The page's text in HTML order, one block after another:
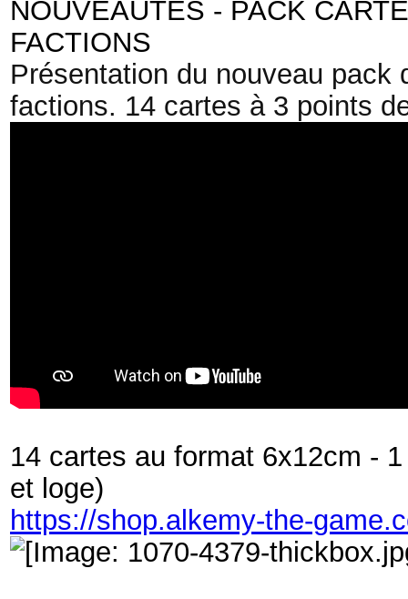
NOUVEAUTES - PACK
FACTIONS
Présentation du nouveau
factions. 14 cartes à 3 points
14 cartes au format 6x12cm -
et loge)
https://shop.alkemy-the-